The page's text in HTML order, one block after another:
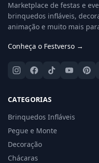
Marketplace de festas e
brinquedos infláveis,
animação e muito mais
Conheça o Festverso →
CATEGORIAS
Brinquedos Infláveis
Pegue e Monte
Decoração
Chácaras